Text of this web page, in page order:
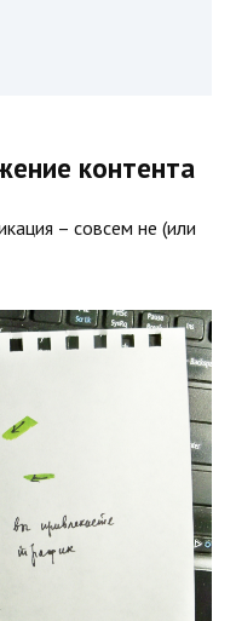
контента
– совсем не (или